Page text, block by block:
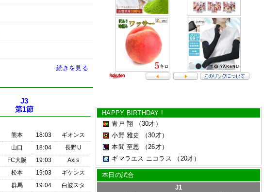
続きを見る
J3
第1節
熊本 18:03
ギオンス
山口 18:04
長野U
FC大阪 19:03
Axis
松本 19:03
ギケンス
群馬 19:04
白波スタ
HAPPY BIRTHDAY !
青戸 翔
（30才）
小野 雅史
（30才）
本間 至恩
（26才）
ギマラエス ニコラス
（20才）
本日の試合
J1